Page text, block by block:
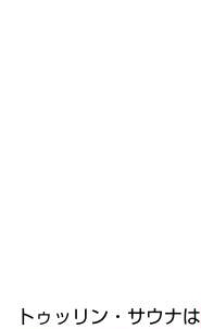
トゥッリン・サウナは